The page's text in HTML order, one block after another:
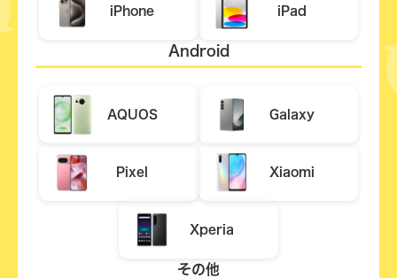
iPhone iPad
Android
AQUOS Galaxy
Pixel Xiaomi
Xperia
その他